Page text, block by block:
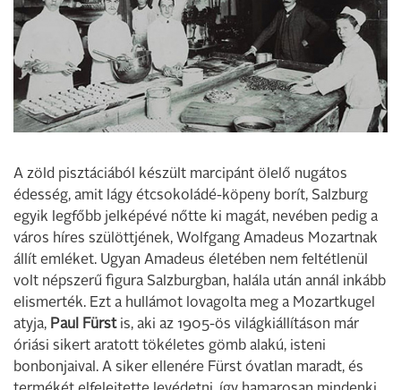
A zöld pisztáciából készült marcipánt ölelő nugátos
édesség, amit lágy étcsokoládé-köpeny borít, Salzburg
egyik legfőbb jelképévé nőtte ki magát, nevében pedig a
város híres szülöttjének, Wolfgang Amadeus Mozartnak
állít emléket. Ugyan Amadeus életében nem feltétlenül
volt népszerű figura Salzburgban, halála után annál inkább
elismerték. Ezt a hullámot lovagolta meg a Mozartkugel
atyja, Paul Fürstis, aki az 1905-ös világkiállításon már
óriási sikert aratott tökéletes gömb alakú, isteni
bonbonjaival. A siker ellenére Fürst óvatlan maradt, és